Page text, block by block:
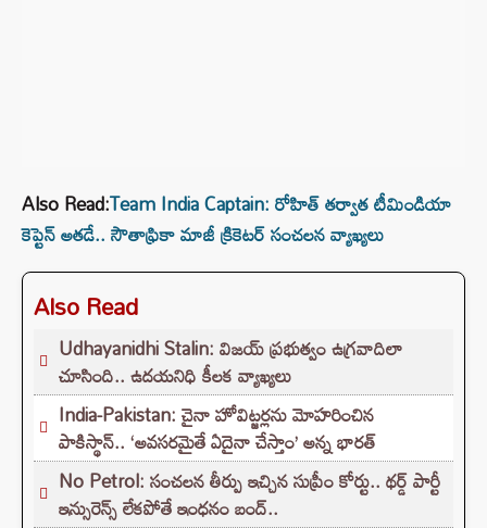
Also Read:Team India Captain: రోహిత్ తర్వాత టీమిండియా
కెప్టెన్ అతడే.. సౌతాఫ్రికా మాజీ క్రికెటర్ సంచలన వ్యాఖ్యలు
Also Read
Udhayanidhi Stalin: విజయ్ ప్రభుత్వం ఉగ్రవాదిలా
చూసింది.. ఉదయనిధి కీలక వ్యాఖ్యలు
India-Pakistan: చైనా హోవిట్జర్లను మోహరించిన
పాకిస్థాన్.. ‘అవసరమైతే ఏదైనా చేస్తాం’ అన్న భారత్
No Petrol: సంచలన తీర్పు ఇచ్చిన సుప్రీం కోర్టు.. థర్డ్ పార్టీ
ఇన్సురెన్స్ లేకపోతే ఇంధనం బంద్..